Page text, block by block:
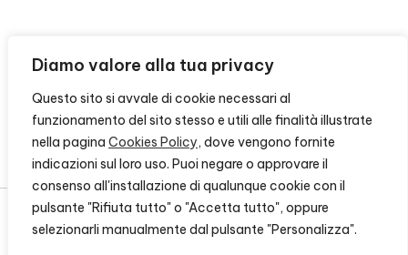
Diamo valore alla tua privacy
Questo sito si avvale di cookie necessari al
funzionamento del sito stesso e utili alle finalità illustrate
nella pagina Cookies Policy, dove vengono fornite
indicazioni sul loro uso. Puoi negare o approvare il
consenso all'installazione di qualunque cookie con il
pulsante "Rifiuta tutto" o "Accetta tutto", oppure
selezionarli manualmente dal pulsante "Personalizza".
Area Beneficiari
Privacy e Informative
Contacts
© 2026 - FONDAZIONE CR FIRENZE - CF 00524310489 -